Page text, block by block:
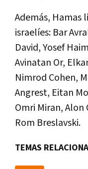
Además, Hamas
israelíes: Bar
David, Yosef
Avinatan Or,
Nimrod Cohen,
Angrest, Eitan
Omri Miran, Alon
Rom Breslavski.
TEMAS